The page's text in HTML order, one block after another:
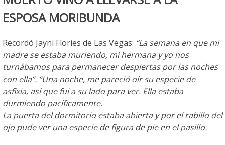
ESPOSA MORIBUNDA
Recordó Jayni Flories de Las Vegas: “La semana en que mi
madre se estaba muriendo, mi hermana y yo nos
turnábamos para permanecer despiertas por las noches
con ella”. “Una noche, me pareció oír su especie de
asfixia, así que fui a su lado para ver. Ella estaba
durmiendo pacíficamente.
La puerta del dormitorio estaba abierta y por el rabillo del
ojo pude ver una especie de figura de pie en el pasillo.